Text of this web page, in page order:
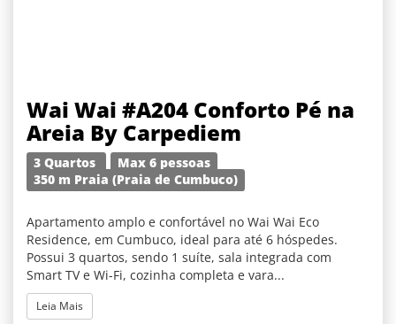
Wai Wai #A204 Conforto Pé na
Areia By Carpediem
3 Quartos
Max 6 pessoas
350 m Praia (Praia de Cumbuco)
Apartamento amplo e confortável no Wai Wai Eco
Residence, em Cumbuco, ideal para até 6 hóspedes.
Possui 3 quartos, sendo 1 suíte, sala integrada com
Smart TV e Wi-Fi, cozinha completa e vara...
Leia Mais